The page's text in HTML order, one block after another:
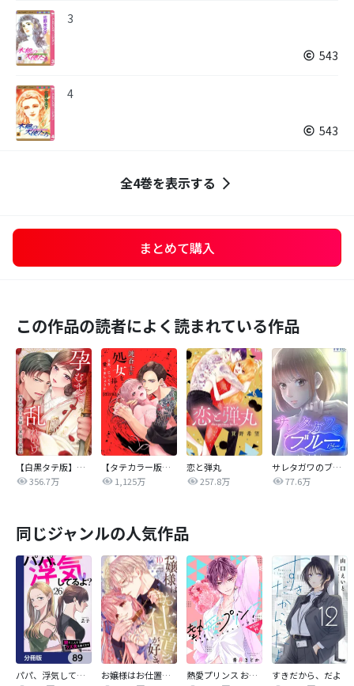
3
543
4
543
全4巻を表示する
まとめて購入
この作品の読者によく読まれている作品
【白黒タテ版】孕むまで乱れいけ～身代わり花嫁と軍服の猛愛
356.7万
【タテカラー版】漣蒼士に処女を捧ぐ～さあ、じっくり愛でましょうか
1,125万
恋と弾丸
257.8万
サレタガワのブルー【タテヨミ】
77.6万
同じジャンルの人気作品
パパ、浮気してるよ？娘と二人でクズ夫を捨てます【分冊版】
お嬢様はお仕置きが好き
熱愛プリンス お兄ちゃんはキミが好き
すきだから、だよ